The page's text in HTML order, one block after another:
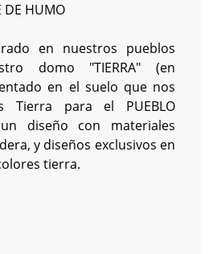
DE HUMO
en nuestros pueblos
domo "TIERRA" (en
en el suelo que nos
Tierra para el PUEBLO
un diseño con materiales
y diseños exclusivos en
tierra.